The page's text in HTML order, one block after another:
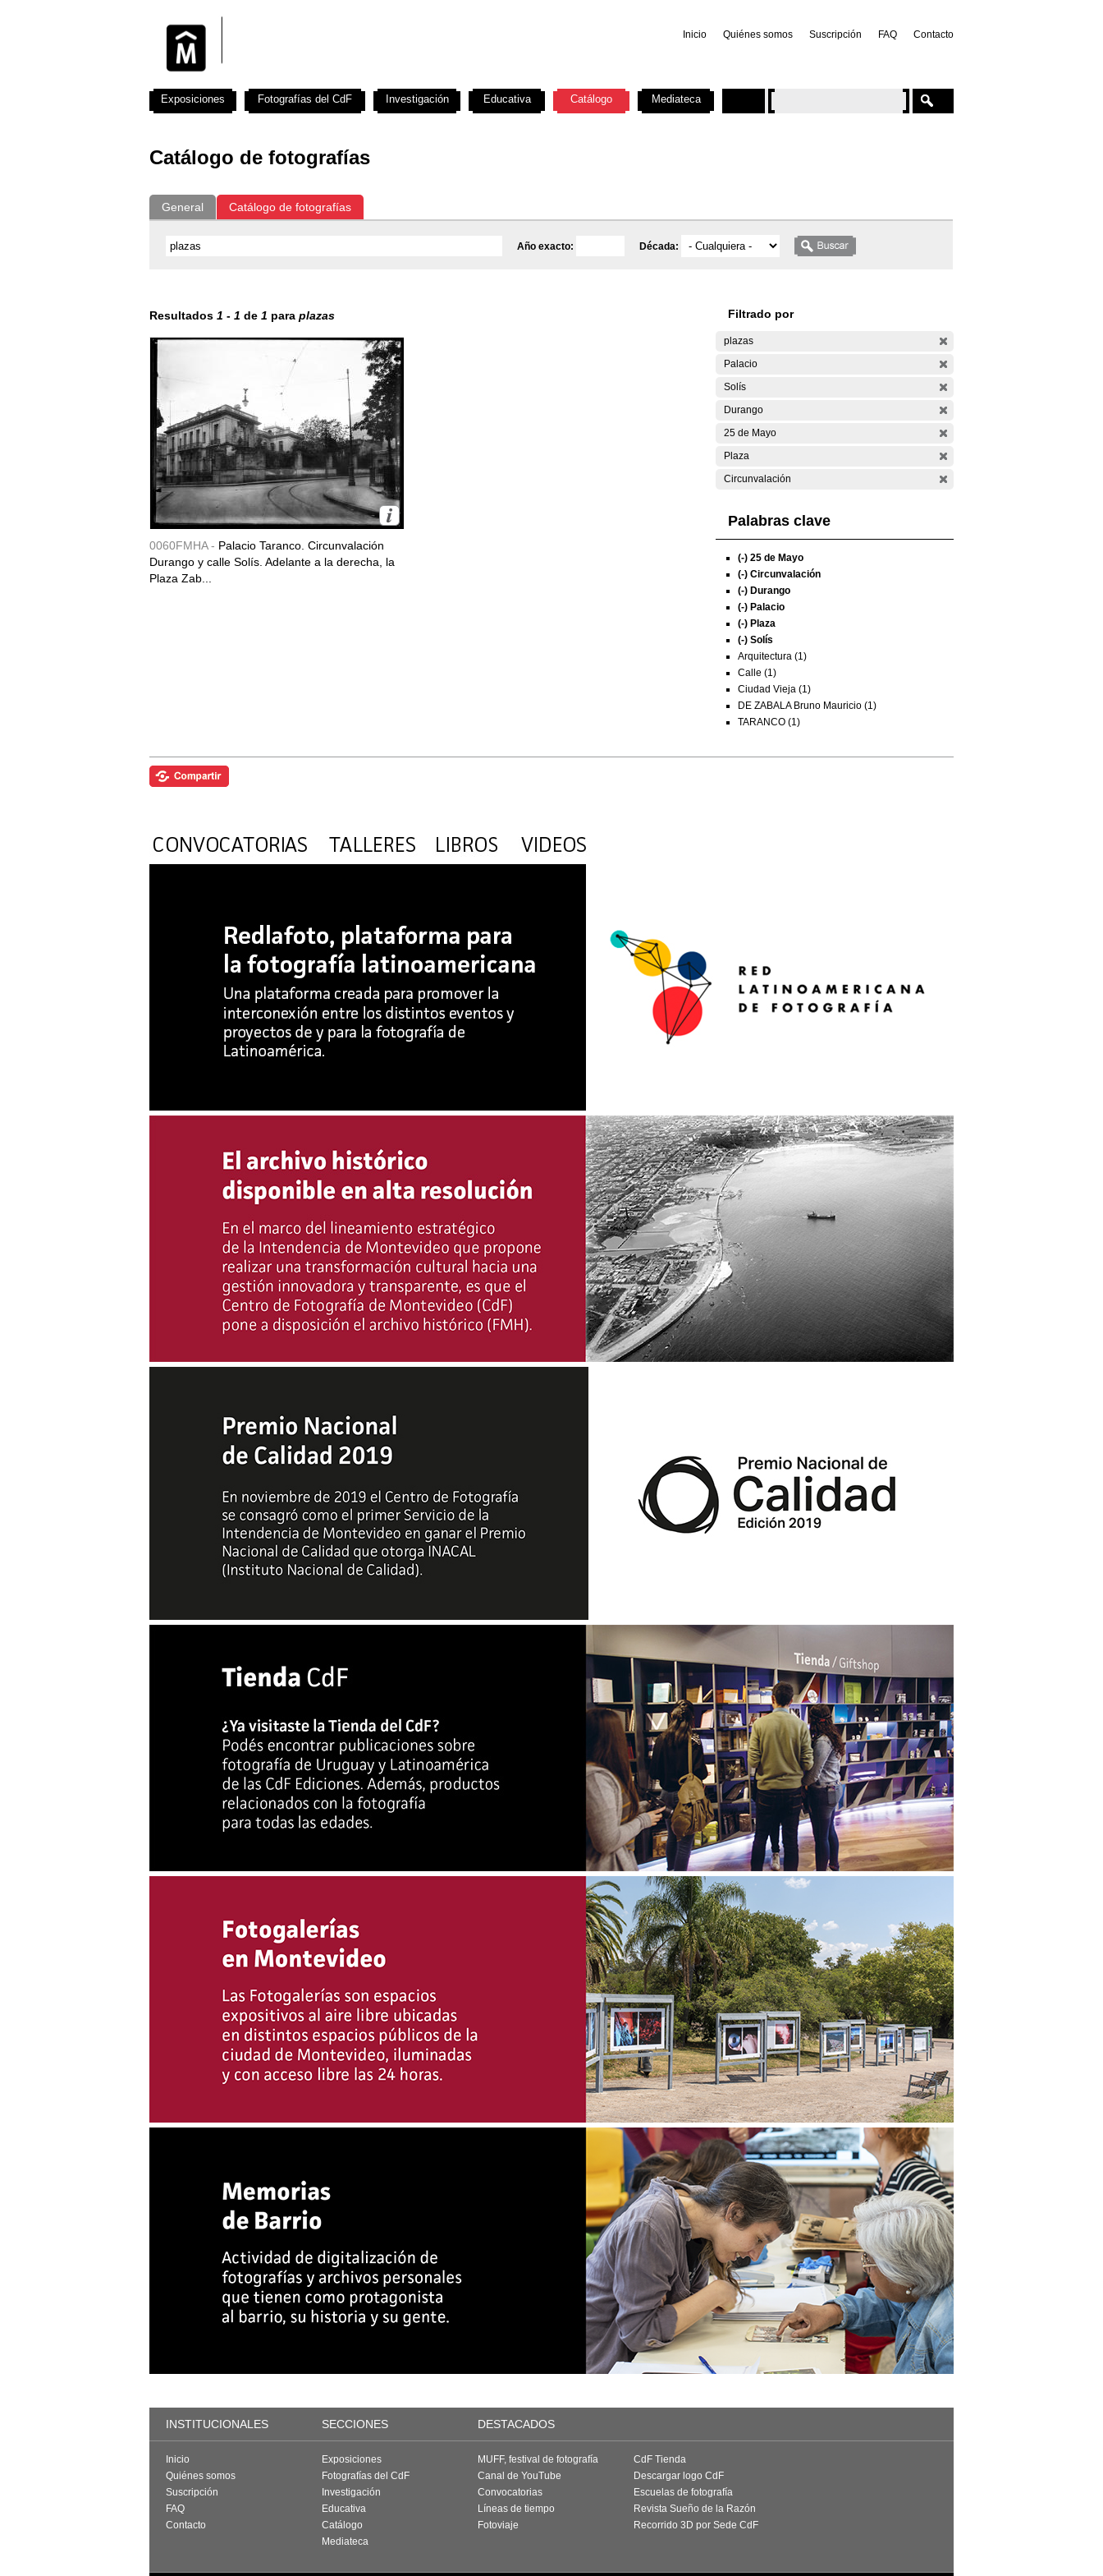
Inicio Quiénes somos Suscripción FAQ Contacto
Catálogo de fotografías
General Catálogo de fotografías
Año exacto: Década:
Resultados 1 - 1 de 1 para plazas
0060FMHA - Palacio Taranco. Circunvalación
Durango y calle Solís. Adelante a la derecha, la
Plaza Zab...
Filtrado por
plazas
Palacio
Solís
Durango
25 de Mayo
Plaza
Circunvalación
Palabras clave
(-) 25 de Mayo
(-) Circunvalación
(-) Durango
(-) Palacio
(-) Plaza
(-) Solís
Arquitectura (1)
Calle (1)
Ciudad Vieja (1)
DE ZABALA Bruno Mauricio (1)
TARANCO (1)
Exposiciones Fotografías del CdF Investigación Educativa Catálogo Mediateca
INSTITUCIONALES SECCIONES DESTACADOS
Inicio
Quiénes somos
Suscripción
FAQ
Contacto
Exposiciones
Fotografías del CdF
Investigación
Educativa
Catálogo
Mediateca
MUFF, festival de fotografía
Canal de YouTube
Convocatorias
Líneas de tiempo
Fotoviaje
CdF Tienda
Descargar logo CdF
Escuelas de fotografía
Revista Sueño de la Razón
Recorrido 3D por Sede CdF